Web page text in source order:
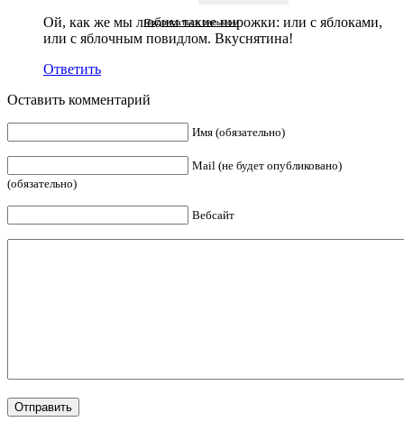
Подписаться письмом
Ой, как же мы любим такие пирожки: или с яблоками,
или с яблочным повидлом. Вкуснятина!
Ответить
Оставить комментарий
Имя (обязательно)
Mail (не будет опубликовано)
(обязательно)
Вебсайт